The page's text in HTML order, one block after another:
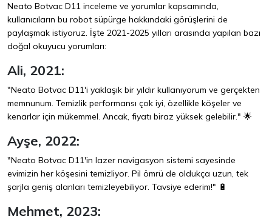
Neato Botvac D11 inceleme ve yorumlar kapsamında,
kullanıcıların bu robot süpürge hakkındaki görüşlerini de
paylaşmak istiyoruz. İşte 2021-2025 yılları arasında yapılan bazı
doğal okuyucu yorumları:
Ali, 2021:
"Neato Botvac D11'i yaklaşık bir yıldır kullanıyorum ve gerçekten
memnunum. Temizlik performansı çok iyi, özellikle köşeler ve
kenarlar için mükemmel. Ancak, fiyatı biraz yüksek gelebilir." 🌟
Ayşe, 2022:
"Neato Botvac D11'in lazer navigasyon sistemi sayesinde
evimizin her köşesini temizliyor. Pil ömrü de oldukça uzun, tek
şarjla geniş alanları temizleyebiliyor. Tavsiye ederim!" 🔋
Mehmet, 2023: